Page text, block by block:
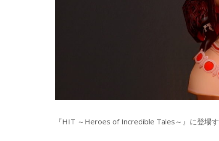
『HIT ～Heroes of Incredible Tales～』に登場